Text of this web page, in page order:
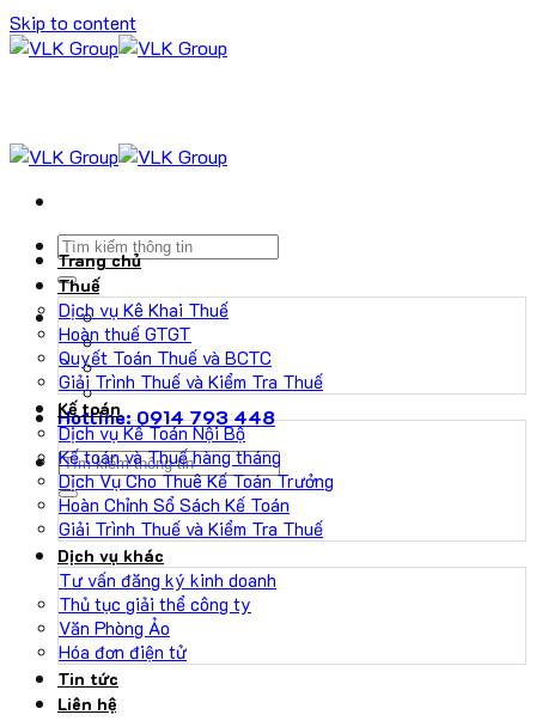
Skip to content
Hotline: 0914 793 448
Trang chủ
Thuế
Dịch vụ Kê Khai Thuế
Hoàn thuế GTGT
Quyết Toán Thuế và BCTC
Giải Trình Thuế và Kiểm Tra Thuế
Kế toán
Dịch vụ Kế Toán Nội Bộ
Kế toán và Thuế hàng tháng
Dịch Vụ Cho Thuê Kế Toán Trưởng
Hoàn Chỉnh Sổ Sách Kế Toán
Giải Trình Thuế và Kiểm Tra Thuế
Dịch vụ khác
Tư vấn đăng ký kinh doanh
Thủ tục giải thể công ty
Văn Phòng Ảo
Hóa đơn điện tử
Tin tức
Liên hệ